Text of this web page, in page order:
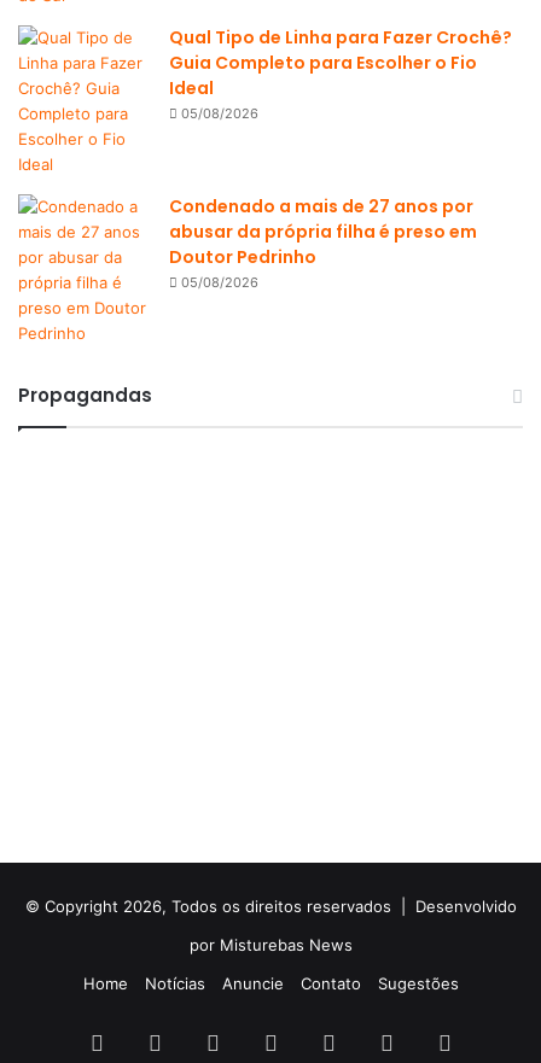
Qual Tipo de Linha para Fazer Crochê?
Guia Completo para Escolher o Fio
Ideal
05/08/2026
Condenado a mais de 27 anos por
abusar da própria filha é preso em
Doutor Pedrinho
05/08/2026
Propagandas
© Copyright 2026, Todos os direitos reservados | Desenvolvido
por Misturebas News
Home
Notícias Anuncie Contato Sugestões
Facebook YouTubeInstagramTelegramWhatsApp